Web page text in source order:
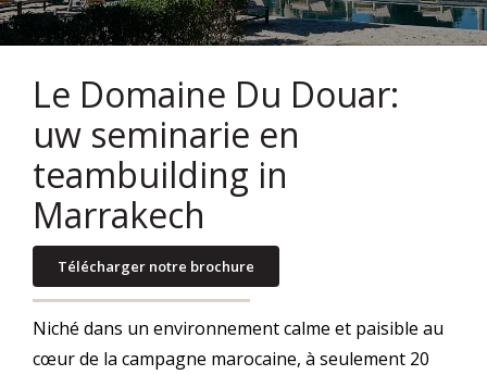
Le Domaine Du Douar:
uw seminarie en
teambuilding in
Marrakech
Télécharger notre brochure
Niché dans un environnement calme et paisible au
cœur de la campagne marocaine, à seulement 20